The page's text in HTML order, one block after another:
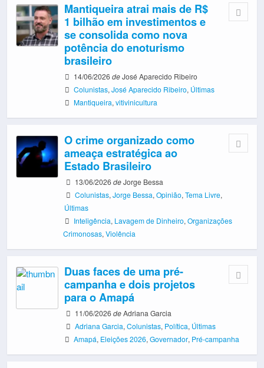
Mantiqueira atrai mais de R$
1 bilhão em investimentos e
se consolida como nova
potência do enoturismo
brasileiro
14/06/2026deJosé Aparecido Ribeiro
Colunistas,José Aparecido Ribeiro, Últimas
Mantiqueira,vitivinicultura
O crime organizado como
ameaça estratégica ao
Estado Brasileiro
13/06/2026deJorge Bessa
Colunistas,Jorge Bessa,Opinião,Tema Livre,
Últimas
Inteligência, Lavagem de Dinheiro,Organizações
Crimonosas, Violência
Duas faces de uma pré-
campanha e dois projetos
para o Amapá
11/06/2026deAdriana Garcia
Adriana Garcia,Colunistas, Política, Últimas
Amapá, Eleições 2026,Governador, Pré-campanha